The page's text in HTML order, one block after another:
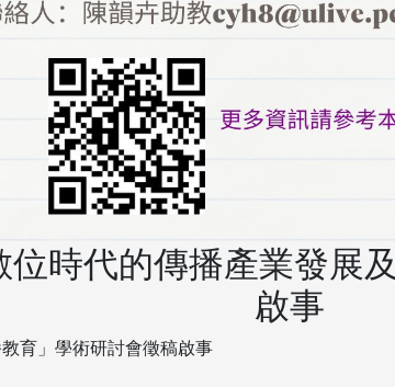
時代的傳播產業發展
啟事
育」學術研討會徵稿啟事